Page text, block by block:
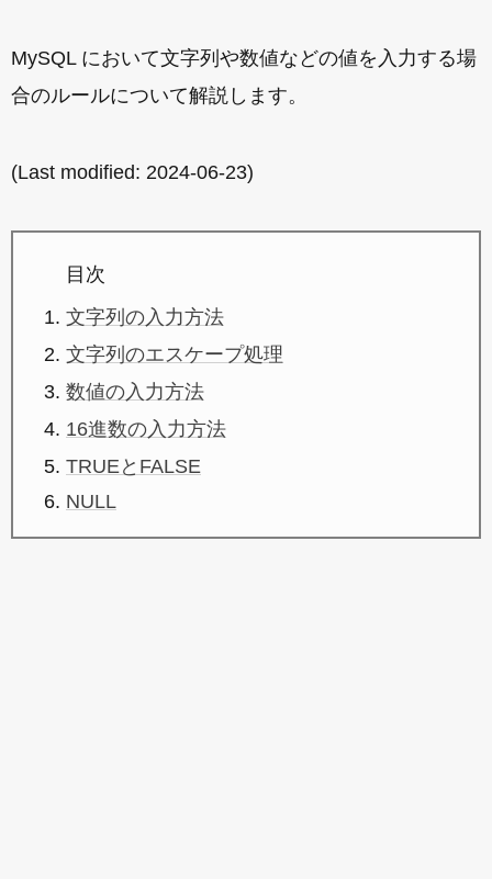
MySQL において文字列や数値などの値を入力する場
合のルールについて解説します。
(Last modified: 2024-06-23)
目次
文字列の入力方法
文字列のエスケープ処理
数値の入力方法
16進数の入力方法
TRUEとFALSE
NULL